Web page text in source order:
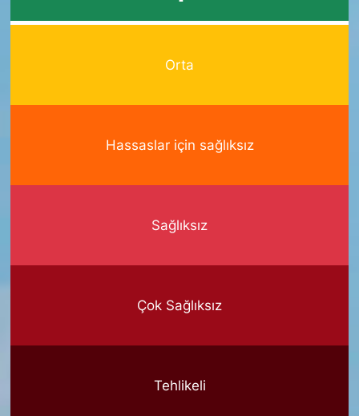
Orta
Hassaslar için sağlıksız
Sağlıksız
Çok Sağlıksız
Tehlikeli